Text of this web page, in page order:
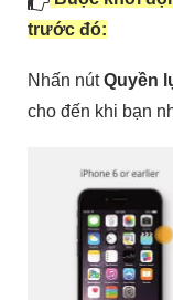
trước đó:
Nhấn nútQuyền
cho đến khi bạn